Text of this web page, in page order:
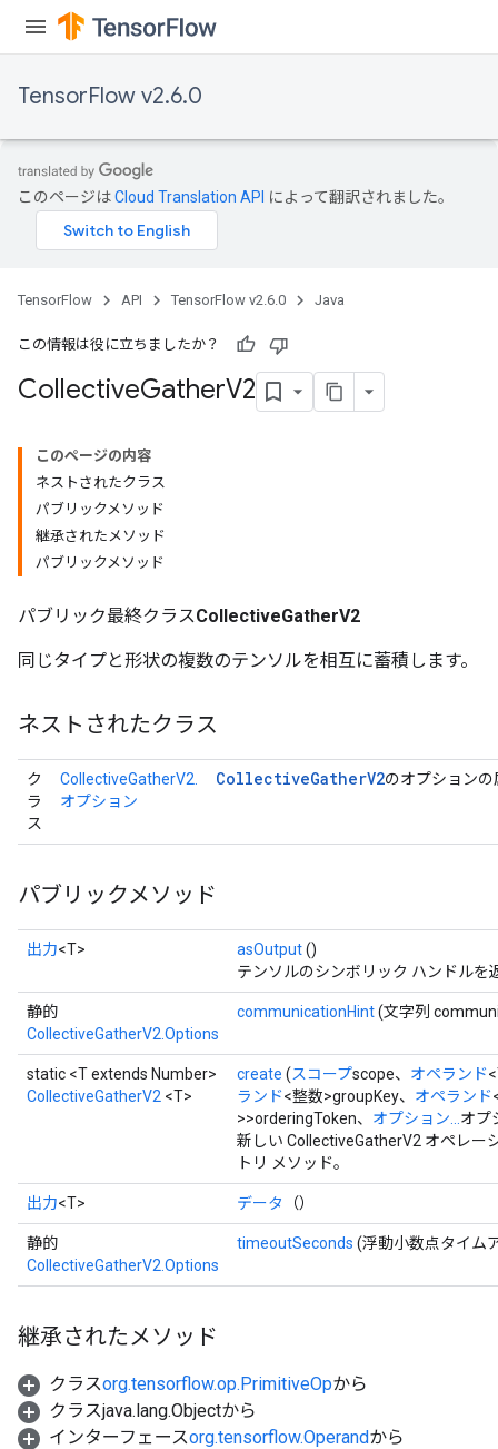
TensorFlow v2.6.0
このページはCloud Translation API によって翻訳されました。
TensorFlow API TensorFlow v2.6.0 Java
この情報は役に立ちましたか？
CollectiveGatherV2
このページの内容
ネストされたクラス
パブリックメソッド
継承されたメソッド
パブリックメソッド
パブリック最終クラスCollectiveGatherV2
同じタイプと形状の複数のテンソルを相互に蓄積します。
ネストされたクラス
ク
ラ
ス
CollectiveGatherV2.
オプション
CollectiveGatherV2のオプションの
パブリックメソッド
出力<T> asOutput()
テンソルのシンボリック ハンドルを
静的
CollectiveGatherV2.Options
communicationHint(文字列
static <T extends Number>
CollectiveGatherV2 <T>
create (スコープscope、 オペランド
ランド<整数>groupKey、 オペランド
>>orderingToken、 オプション... オプ
新しい CollectiveGatherV2 オペレー
トリ メソッド。
出力<T> データ （）
静的
CollectiveGatherV2.Options
timeoutSeconds (浮動小数点タイム
継承されたメソッド
クラスorg.tensorflow.op.PrimitiveOpから
クラスjava.lang.Objectから
インターフェースorg.tensorflow.Operandから